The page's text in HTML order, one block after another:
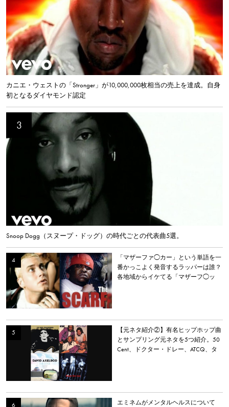
カニエ・ウェストの「Stronger」が10,000,000枚相当の売上を達成。自身
初となるダイヤモンド認定
Snoop Dogg（スヌープ・ドッグ）の時代ごとの代表曲5選。
「マザーファ◯カー」という単語を一
番かっこよく発音するラッパーは誰？
各地域からイケてる「マザーフ◯ッ
【元ネタ紹介②】有名ヒップホップ曲
とサンプリング元ネタを5つ紹介。50
Cent、ドクター・ドレー、ATCQ、タ
エミネムがメンタルヘルスについて